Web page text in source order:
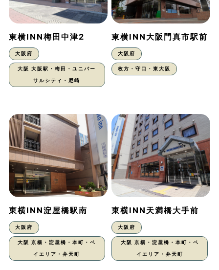
東横INN梅田中津2
大阪府
大阪 大阪駅・梅田・ユニバー
サルシティ・尼崎
東横INN大阪門真市駅前
大阪府
枚方・守口・東大阪
東横INN淀屋橋駅南
大阪府
大阪 京橋・淀屋橋・本町・ベ
イエリア・弁天町
東横INN天満橋大手前
大阪府
大阪 京橋・淀屋橋・本町・ベ
イエリア・弁天町